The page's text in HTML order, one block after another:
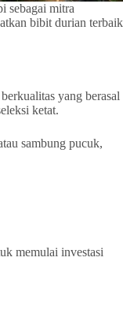
sebagai mitra
bibit durian terbaik
yang berasal
ketat.
sambung pucuk,
memulai investasi